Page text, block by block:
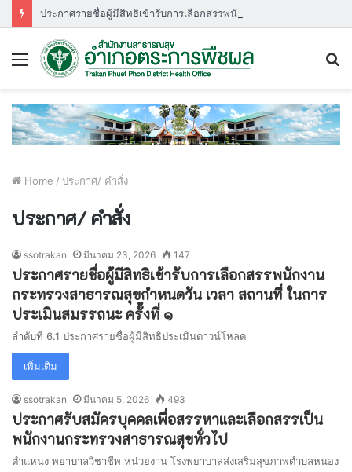
Menu
Home / ประกาศ/ คำสั่ง
ประกาศ/ คำสั่ง
ssotrakan มีนาคม 23, 2026 147
ประกาศรายชื่อผู้มีสิทธิเข้ารับการเลือกสรรพนักงาน
กระทรวงสาธารณสุขกำหนดวัน เวลา สถานที่ ในการ
ประเมินสมรรถนะ ครั้งที่ ๑
ลำดับที่ 6.1 ประกาศรายชื่อผู้มีสิทธิประเมินดาวน์โหลด
เพิ่มเติม
ssotrakan มีนาคม 5, 2026 493
ประกาศรับสมัครบุคคลเพื่อสรรหาและเลือกสรรเป็น
พนักงานกระทรวงสาธารณสุขทั่วไป
ตำแหน่ง พยาบาลวิชาชีพ หน่วยงา่น โรงพยาบาลส่งเสริมสุขภาพตำบลหนอง